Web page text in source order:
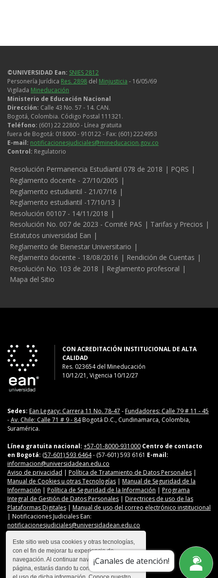
Este sitio web usa cookies y otras tecnologías,
con el fin de mejorar tu experiencia de
navegación. Al continuar navegando en esta
página, estarás dando tu consentimiento para
¡Canales de atención!
©UNIVERSIDAD Ean: SNIES 2812
Personería Jurídica Res. 2898 del Minjusticia - 16/05/69
Vigilada Mineducación
Ministerio de Educación Nacional
Dirección: Calle 43 No. 57 - 14. CAN.
Bogotá, Colombia. Código Postal 111321.
Teléfono: (601) 22 22800 - Línea gratuita
fuera de Bogotá: 018000 - 910122 - Fax: (601) 2224953
E-mail: notificacionesjudiciales@mineducacion.gov.co
Control: Regulatorio
Legales
Resolución Permanencia Estudiantil 078 de 2018
PQRS
Reglamento docente - 27/10/2005
Reglamento estudiantil - 21/07/16
Reglamento estudiantil -17/10/13
Resolución 00107 - 14/11/2018
Resolución No. 007 de 2023 - Comité PAS
Tarifas y Precios
Estatutos universidad Ean
Reglamento de Bienestar Universitario
Reglamento docente - 18/08/2016
Rendición de Cuentas
Resolución No. 103 de 2018
Reglamento profesoral
Mapa del Sitio
CON ACREDITACIÓN INSTITUCIONAL DE ALTA
CALIDAD
Res. 023654del Mineducación
10/12/21, Vigencia 10/12/27
Sedes: Ean Legacy: Carrera 11 No. 78-47 -Fundadores: Calle 79 # 11 - 45
-Av. Chile: Calle 71 # 9 - 84Bogotá D.C., Cundinamarca, Colombia,
Suramérica.
Línea gratuita nacional: +57-01-8000-931000 Centro de contacto
en Bogotá: (57-601) 593 6464- (57-601) 593 6161 E-mail:
informacion@universidadean.edu.co
Aviso de privacidad | Política de Tratamiento de Datos Personales |
Manual de Cookies u otras Tecnologías | Manual de Seguridad de la
Información | Política de Seguridad de la Información | Programa
Integral de Gestión de Datos Personales | Directrices de uso de las
Plataformas Digitales | Manual de uso del correo electrónico institucional
| Notificaciones Judiciales Ean:
notificacionesjudiciales@universidadean.edu.co
Contáctanos
Menú Redes Sociales